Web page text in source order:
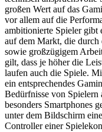
großen Wert auf das
vor allem auf die
ambitionierte Spieler gibt
auf dem Markt, die durch
sowie großzügigem
gilt, dass je höher die
laufen auch die Spiele.
ein entsprechendes
Bedürfnisse von Spielern
besonders Smartphones
unter dem Bildschirm
Controller einer